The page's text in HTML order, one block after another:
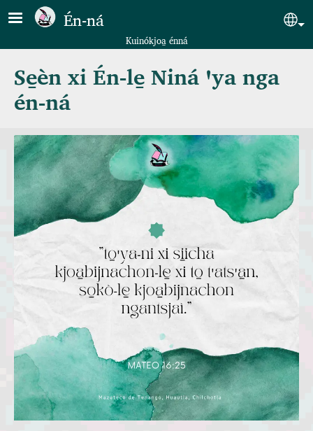
Pasar al contenido principal
Én‑ná
Kuinókjoa̱ énná
Se̱èn xi Én‑le̱ Niná ꞌya nga
én‑ná